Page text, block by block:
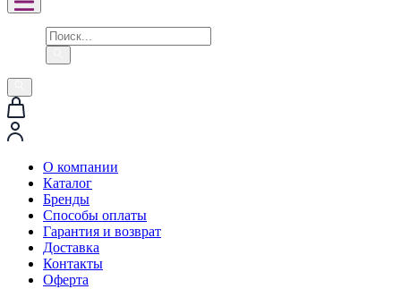
О компании
Каталог
Бренды
Способы оплаты
Гарантия и возврат
Доставка
Контакты
Оферта